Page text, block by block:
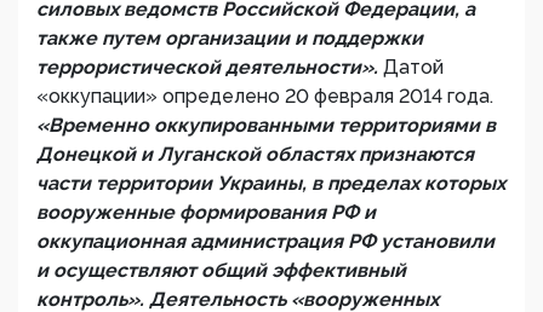
силовых ведомств Российской Федерации, а
также путем организации и поддержки
террористической деятельности». Датой
«оккупации» определено 20 февраля 2014 года.
«Временно оккупированными территориями в
Донецкой и Луганской областях признаются
части территории Украины, в пределах которых
вооруженные формирования РФ и
оккупационная администрация РФ установили
и осуществляют общий эффективный
контроль». Деятельность «вооруженных